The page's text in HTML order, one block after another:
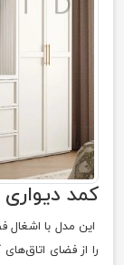
کمد
این مدل با اشغال
را از فضای